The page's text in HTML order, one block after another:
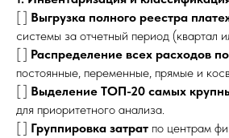
[ ] Выгрузка полного реестра
системы за отчетный период (квартал
[ ] Распределение всех расходов
постоянные, переменные, прямые и
[ ] Выделение ТОП-20 самых
для приоритетного анализа.
[ ] Группировка затрат по центрам